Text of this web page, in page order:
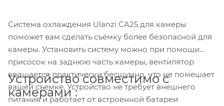
Система охлаждения Ulanzi CA25 для камеры
поможет вам сделать съёмку более безопасной для
камеры. Установить систему можно при помощи
присосок на заднюю часть камеры, вентилятор
вращается практически бесшумно, что не помешает
вашей съемке. Устройство не требует внешнего
питания и работает от встроенной батареи
Устройство совместимо с
камерами :